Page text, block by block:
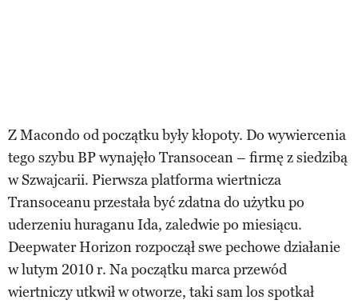
Z Macondo od początku były kłopoty. Do wywiercenia
tego szybu BP wynajęło Transocean – firmę z siedzibą
w Szwajcarii. Pierwsza platforma wiertnicza
Transoceanu przestała być zdatna do użytku po
uderzeniu huraganu Ida, zaledwie po miesiącu.
Deepwater Horizon rozpoczął swe pechowe działanie
w lutym 2010 r. Na początku marca przewód
wiertniczy utkwił w otworze, taki sam los spotkał